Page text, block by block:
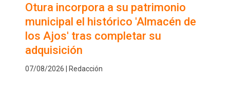
Otura incorpora a su patrimonio
municipal el histórico 'Almacén de
los Ajos' tras completar su
adquisición
07/08/2026 | Redacción